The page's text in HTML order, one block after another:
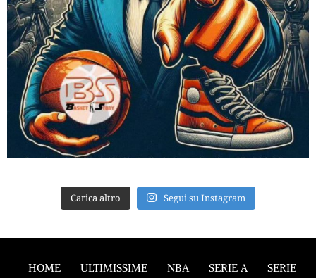
Carica altro Segui su Instagram
HOME ULTIMISSIME NBA SERIE A
SERIE